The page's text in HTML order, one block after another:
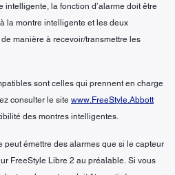
intelligente, la fonction d’alarme doit être
la montre intelligente et les deux
manière à recevoir/transmettre les
sont celles qui prennent en charge
consulter le site www.FreeStyle.Abbott
des montres intelligentes.
peut émettre des alarmes que si le capteur
FreeStyle Libre 2 au préalable. Si vous